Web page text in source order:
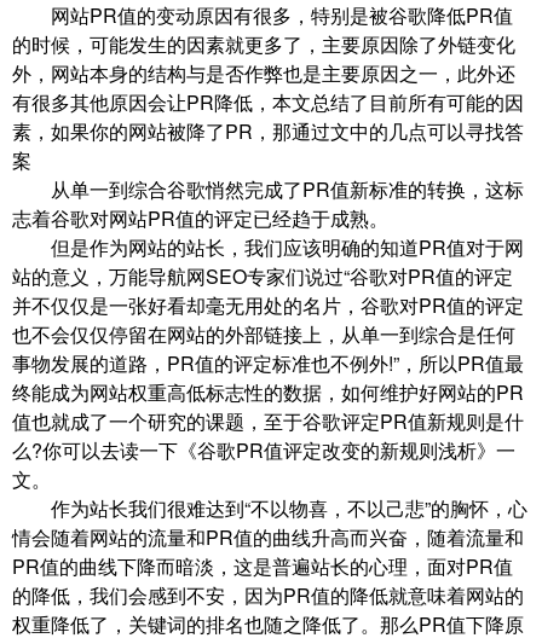
网站PR值的变动原因有很多，特别是被谷歌降低PR值
的时候，可能发生的因素就更多了，主要原因除了外链变化
外，网站本身的结构与是否作弊也是主要原因之一，此外还
有很多其他原因会让PR降低，本文总结了目前所有可能的因
素，如果你的网站被降了PR，那通过文中的几点可以寻找答
案
从单一到综合谷歌悄然完成了PR值新标准的转换，这标
志着谷歌对网站PR值的评定已经趋于成熟。
但是作为网站的站长，我们应该明确的知道PR值对于网
站的意义，万能导航网SEO专家们说过“谷歌对PR值的评定
并不仅仅是一张好看却毫无用处的名片，谷歌对PR值的评定
也不会仅仅停留在网站的外部链接上，从单一到综合是任何
事物发展的道路，PR值的评定标准也不例外!”，所以PR值最
终能成为网站权重高低标志性的数据，如何维护好网站的PR
值也就成了一个研究的课题，至于谷歌评定PR值新规则是什
么?你可以去读一下《谷歌PR值评定改变的新规则浅析》一
文。
作为站长我们很难达到“不以物喜，不以己悲”的胸怀，心
情会随着网站的流量和PR值的曲线升高而兴奋，随着流量和
PR值的曲线下降而暗淡，这是普遍站长的心理，面对PR值
的降低，我们会感到不安，因为PR值的降低就意味着网站的
权重降低了，关键词的排名也随之降低了。那么PR值下降原